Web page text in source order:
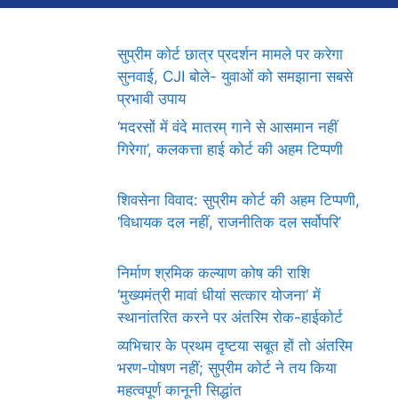
सुप्रीम कोर्ट छात्र प्रदर्शन मामले पर करेगा
सुनवाई, CJI बोले- युवाओं को समझाना सबसे
प्रभावी उपाय
‘मदरसों में वंदे मातरम् गाने से आसमान नहीं
गिरेगा’, कलकत्ता हाई कोर्ट की अहम टिप्पणी
शिवसेना विवाद: सुप्रीम कोर्ट की अहम टिप्पणी,
‘विधायक दल नहीं, राजनीतिक दल सर्वोपरि’
निर्माण श्रमिक कल्याण कोष की राशि
‘मुख्यमंत्री मावां धीयां सत्कार योजना’ में
स्थानांतरित करने पर अंतरिम रोक-हाईकोर्ट
व्यभिचार के प्रथम दृष्टया सबूत हों तो अंतरिम
भरण-पोषण नहीं; सुप्रीम कोर्ट ने तय किया
महत्वपूर्ण कानूनी सिद्धांत